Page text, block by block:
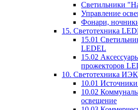
Светильники
Управление
Фонари,
15. Светотехника
15.01
LEDEL
15.02
прожекторов
10. Светотехника ИЭК
10.01 Источники
10.02
освещение